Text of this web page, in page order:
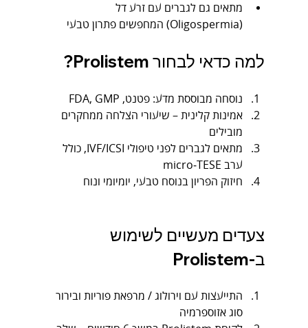
מתאים גם לגברים עם זרע דל
(Oligospermia) המחפשים פתרון טבעי
למה כדאי לבחור Prolistem?
נוסחה מבוססת מדע: פטנט, FDA, GMP
אמינות קלינית – שיעורי הצלחה ממחקרים
מובילים
מתאים לגברים לפני טיפולי IVF/ICSI, כולל
ערב micro‑TESE
חיזוק הפריון בנוסח טבעי, יומיומי ונוח
צעדים מעשיים לשימוש
ב‑Prolistem
התייעצות עם וירולוג / מרפאת פוריות ובירור
סוג אזוספרמיה